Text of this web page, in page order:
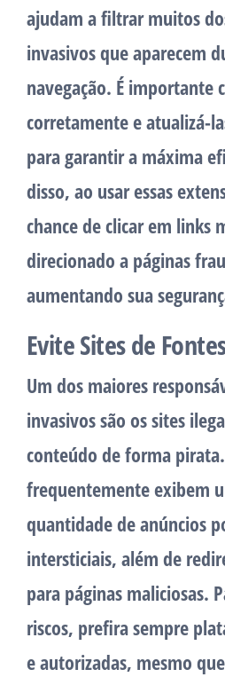
ajudam a filtrar muitos
invasivos que aparecem
navegação. É importante
corretamente e atualizá-
para garantir a máxima
disso, ao usar essas
chance de clicar em links
direcionado a páginas
aumentando sua
Evite Sites de
Um dos maiores
invasivos são os sites
conteúdo de forma
frequentemente exibem
quantidade de anúncios
intersticiais, além de
para páginas maliciosas.
riscos, prefira sempre
e autorizadas, mesmo